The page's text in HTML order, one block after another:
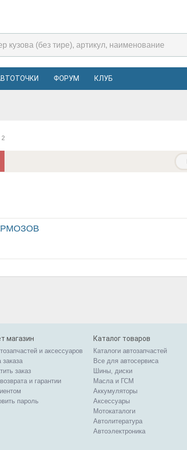
ФОРУМ КЛУБ
магазин
и аксессуаров
заказа
заказ
и гарантии
пароль
Каталог товаров
Каталоги автозапчастей
Все для автосервиса
Шины, диски
Масла и ГСМ
Аккумуляторы
Аксессуары
Мотокаталоги
Автолитература
Автоэлектроника